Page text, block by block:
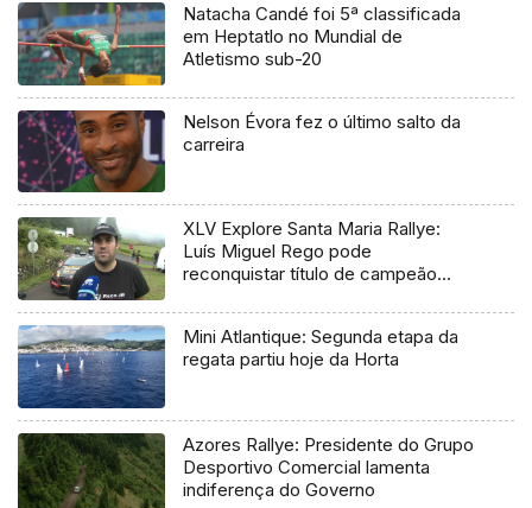
Natacha Candé foi 5ª classificada
em Heptatlo no Mundial de
Atletismo sub-20
Nelson Évora fez o último salto da
carreira
XLV Explore Santa Maria Rallye:
Luís Miguel Rego pode
reconquistar título de campeão
Mini Atlantique: Segunda etapa da
regata partiu hoje da Horta
Azores Rallye: Presidente do Grupo
Desportivo Comercial lamenta
indiferença do Governo